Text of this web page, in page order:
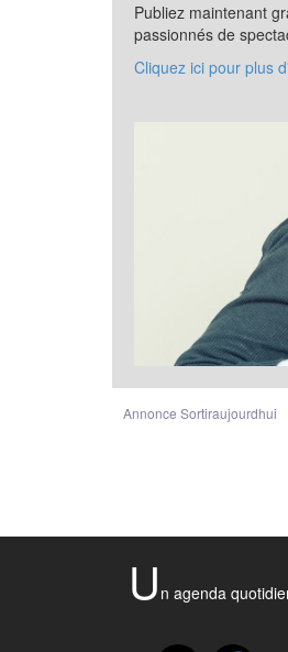
Publiez maintenant
passionnés de
Cliquez ici pour plus
Annonce Sortiraujourdhui
U n agenda